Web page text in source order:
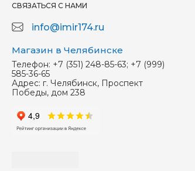
СВЯЗАТЬСЯ С НАМИ
info@imir174.ru
Магазин в Челябинске
Телефон: +7 (351) 248-85-63; +7 (999)
585-36-65
Адрес: г. Челябинск, Проспект
Победы, дом 238